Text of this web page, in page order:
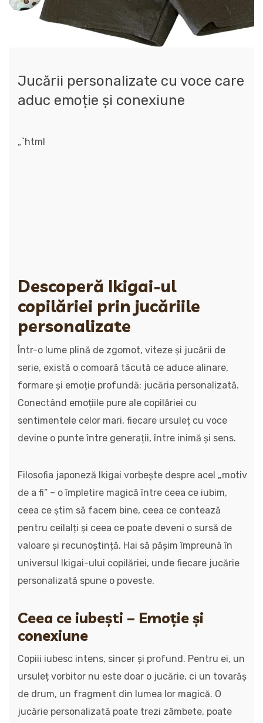
Jucării personalizate cu voce care
aduc emoție și conexiune
„`html
Descoperă Ikigai-ul
copilăriei prin jucăriile
personalizate
Într-o lume plină de zgomot, viteze și jucării de
serie, există o comoară tăcută ce aduce alinare,
formare și emoție profundă: jucăria personalizată.
Conectând emoțiile pure ale copilăriei cu
sentimentele celor mari, fiecare ursuleț cu voce
devine o punte între generații, între inimă și sens.
Filosofia japoneză Ikigai vorbește despre acel „motiv
de a fi” – o împletire magică între ceea ce iubim,
ceea ce știm să facem bine, ceea ce contează
pentru ceilalți și ceea ce poate deveni o sursă de
valoare și recunoștință. Hai să pășim împreună în
universul Ikigai-ului copilăriei, unde fiecare jucărie
personalizată spune o poveste.
Ceea ce iubești – Emoție și
conexiune
Copiii iubesc intens, sincer și profund. Pentru ei, un
ursuleț vorbitor nu este doar o jucărie, ci un tovarăș
de drum, un fragment din lumea lor magică. O
jucărie personalizată poate trezi zâmbete, poate